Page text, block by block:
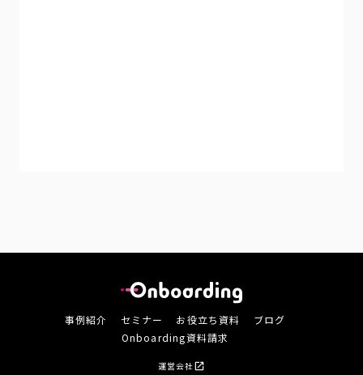
事例紹介 セミナー お役立ち資料
ブログ
Onboarding資料請求
運営会社open_in_new